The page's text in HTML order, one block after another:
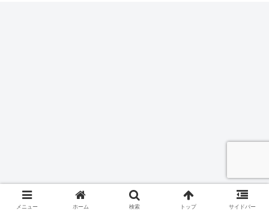
メニュー ホーム 検索 トップ サイドバー